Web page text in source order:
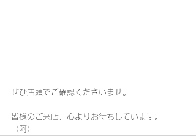
ぜひ店頭でご確認くださいませ。
皆様のご来店、心よりお待ちしています。
（阿）